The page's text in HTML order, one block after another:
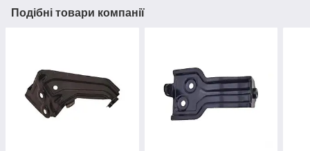
Подібні товари компанії